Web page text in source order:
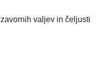
valjev in čeljusti